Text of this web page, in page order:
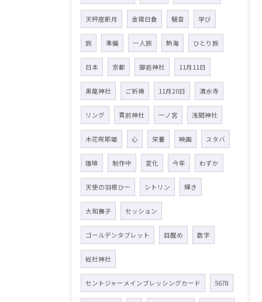
天秤座新月 金環日食 騒音 学び
旅 準備 一人旅 熱海 ひとり旅
日本 京都 御岩神社 11月11日
黒龍神社 ご祈祷 11月20日 清水寺
リング 貫前神社 一ノ宮 浅間神社
木花咲耶姫 心 栄養 映画 スタバ
珈琲 制作中 変化 今年 わずか
天使の羽根ひー シトリン 輝き
大和撫子 セッション
ゴールデンタブレット 目醒め 数字
総社神社
セントジャーメインブレッシングカード 5678